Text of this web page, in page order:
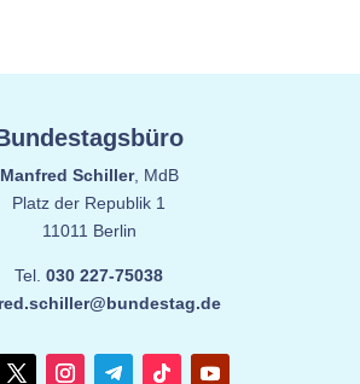
Manfred Schiller, MdB
Platz der Republik 1
11011 Berlin
Tel.030 227-75038